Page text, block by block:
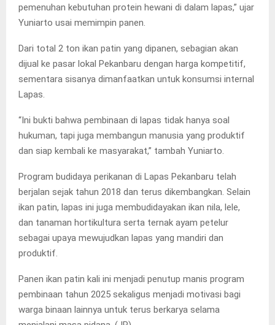
pemenuhan kebutuhan protein hewani di dalam lapas,” ujar
Yuniarto usai memimpin panen.
Dari total 2 ton ikan patin yang dipanen, sebagian akan
dijual ke pasar lokal Pekanbaru dengan harga kompetitif,
sementara sisanya dimanfaatkan untuk konsumsi internal
Lapas.
“Ini bukti bahwa pembinaan di lapas tidak hanya soal
hukuman, tapi juga membangun manusia yang produktif
dan siap kembali ke masyarakat,” tambah Yuniarto.
Program budidaya perikanan di Lapas Pekanbaru telah
berjalan sejak tahun 2018 dan terus dikembangkan. Selain
ikan patin, lapas ini juga membudidayakan ikan nila, lele,
dan tanaman hortikultura serta ternak ayam petelur
sebagai upaya mewujudkan lapas yang mandiri dan
produktif.
Panen ikan patin kali ini menjadi penutup manis program
pembinaan tahun 2025 sekaligus menjadi motivasi bagi
warga binaan lainnya untuk terus berkarya selama